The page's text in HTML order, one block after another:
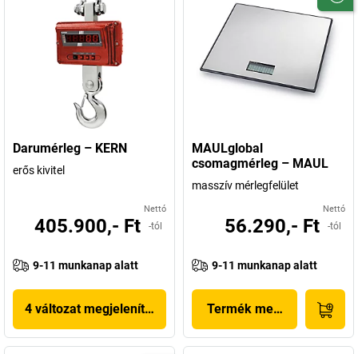
Darumérleg – KERN
erős kivitel
Nettó
405.900,- Ft -tól
9-11 munkanap alatt
4 változat megjelenítése
MAULglobal
csomagmérleg – MAUL
masszív mérlegfelület
Nettó
56.290,- Ft -tól
9-11 munkanap alatt
Termék megjelenítése